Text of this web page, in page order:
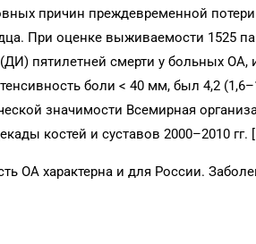
причин преждевременной потери
При оценке выживаемости 1525
пятилетней смерти у больных
боли < 40 мм, был 4,2
значимости Всемирная
костей и суставов 2000–2010 гг.
ОА характерна и для России.